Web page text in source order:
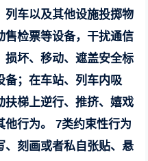
列车以及其他设施投掷物
售检票等设备，干扰通信
损坏、移动、遮盖安全标
备；在车站、列车内吸
扶梯上逆行、推挤、嬉戏
行为。
7类约束性行为
、刻画或者私自张贴、悬